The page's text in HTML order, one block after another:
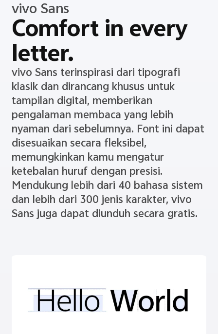
vivo Sans
Comfort in every
letter.
vivo Sans terinspirasi dari tipografi
klasik dan dirancang khusus untuk
tampilan digital, memberikan
pengalaman membaca yang lebih
nyaman dari sebelumnya. Font ini dapat
disesuaikan secara fleksibel,
memungkinkan kamu mengatur
ketebalan huruf dengan presisi.
Mendukung lebih dari 40 bahasa sistem
dan lebih dari 300 jenis karakter, vivo
Sans juga dapat diunduh secara gratis.